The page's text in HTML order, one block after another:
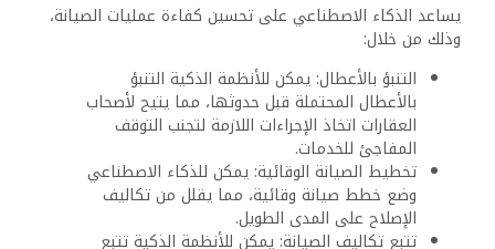
يساعد الذكاء الاصطناعي على تحسين كفاءة عمليات الصيانة،
وذلك من خلال:
التنبؤ بالأعطال: يمكن للأنظمة الذكية التنبؤ
بالأعطال المحتملة قبل حدوثها، مما يتيح لأصحاب
العقارات اتخاذ الإجراءات اللازمة لتجنب التوقف
المفاجئ للخدمات.
تخطيط الصيانة الوقائية: يمكن للذكاء الاصطناعي
وضع خطط صيانة وقائية، مما يقلل من تكاليف
الإصلاح على المدى الطويل.
تتبع تكاليف الصيانة: يمكن للأنظمة الذكية تتبع